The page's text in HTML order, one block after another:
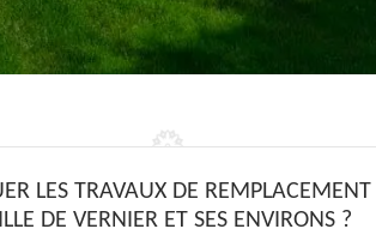
LES TRAVAUX DE
DE VERNIER ET SES ENVIRONS ?